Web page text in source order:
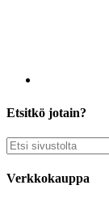
Etsitkö jotain?
Verkkokauppa